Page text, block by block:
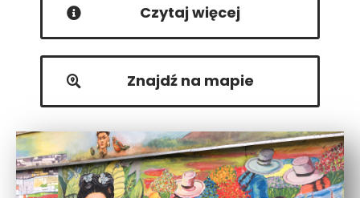
Czytaj więcej
Znajdź na mapie